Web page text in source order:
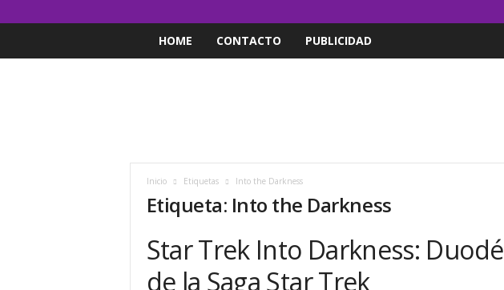
HOME CONTACTO PUBLICIDAD
Inicio Etiquetas Into the Darkness
Etiqueta: Into the Darkness
Star Trek Into Darkness:
de la Saga Star Trek